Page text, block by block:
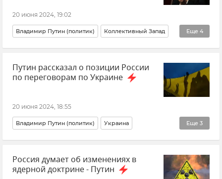
20 июня 2024, 19:02
Еще 4
Владимир Путин (политик) Коллективный Запад
Политика Россия Новости Переговоры
Путин рассказал о позиции России
по переговорам по Украине
20 июня 2024, 18:55
Еще 3
Владимир Путин (политик) Украина
ВСУ (Вооруженные силы Украины) Россия
Переговоры
Россия думает об изменениях в
ядерной доктрине - Путин